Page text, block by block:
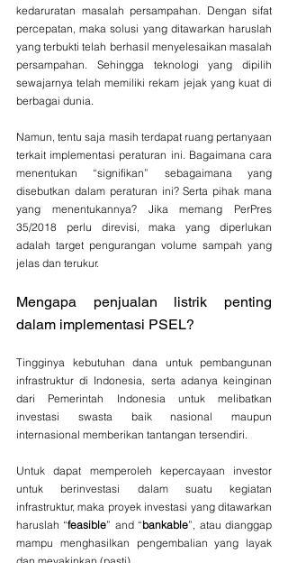
kedaruratan masalah persampahan. Dengan sifat
percepatan, maka solusi yang ditawarkan haruslah
yang terbukti telah berhasil menyelesaikan masalah
persampahan. Sehingga teknologi yang dipilih
sewajarnya telah memiliki rekam jejak yang kuat di
berbagai dunia.
Namun, tentu saja masih terdapat ruang pertanyaan
terkait implementasi peraturan ini. Bagaimana cara
menentukan “signifikan” sebagaimana yang
disebutkan dalam peraturan ini? Serta pihak mana
yang menentukannya? Jika memang PerPres
35/2018 perlu direvisi, maka yang diperlukan
adalah target pengurangan volume sampah yang
jelas dan terukur.
Mengapa penjualan listrik penting
dalam implementasi PSEL?
Tingginya kebutuhan dana untuk pembangunan
infrastruktur di Indonesia, serta adanya keinginan
dari Pemerintah Indonesia untuk melibatkan
investasi swasta baik nasional maupun
internasional memberikan tantangan tersendiri.
Untuk dapat memperoleh kepercayaan investor
untuk berinvestasi dalam suatu kegiatan
infrastruktur, maka proyek investasi yang ditawarkan
haruslah “feasible” and “bankable”, atau dianggap
mampu menghasilkan pengembalian yang layak